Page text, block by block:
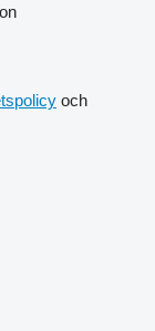
och